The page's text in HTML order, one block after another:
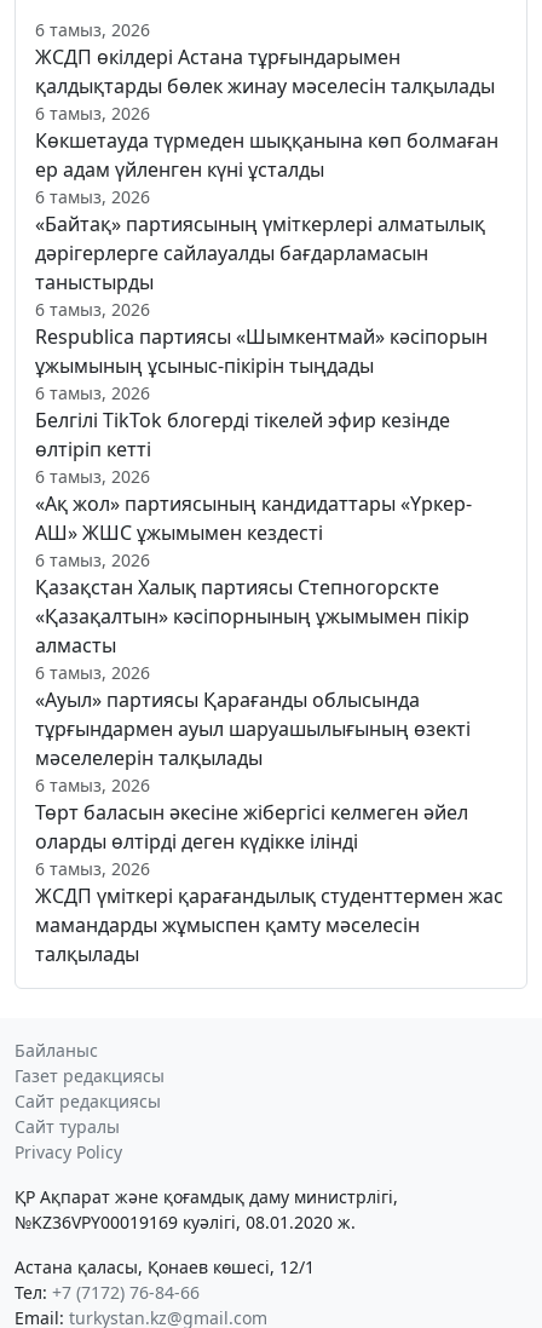
6 тамыз, 2026
ЖСДП өкілдері Астана тұрғындарымен
қалдықтарды бөлек жинау мәселесін талқылады
6 тамыз, 2026
Көкшетауда түрмеден шыққанына көп болмаған
ер адам үйленген күні ұсталды
6 тамыз, 2026
«Байтақ» партиясының үміткерлері алматылық
дәрігерлерге сайлауалды бағдарламасын
таныстырды
6 тамыз, 2026
Respublica партиясы «Шымкентмай» кәсіпорын
ұжымының ұсыныс-пікірін тыңдады
6 тамыз, 2026
Белгілі TikTok блогерді тікелей эфир кезінде
өлтіріп кетті
6 тамыз, 2026
«Ақ жол» партиясының кандидаттары «Үркер-
АШ» ЖШС ұжымымен кездесті
6 тамыз, 2026
Қазақстан Халық партиясы Степногорскте
«Қазақалтын» кәсіпорнының ұжымымен пікір
алмасты
6 тамыз, 2026
«Ауыл» партиясы Қарағанды облысында
тұрғындармен ауыл шаруашылығының өзекті
мәселелерін талқылады
6 тамыз, 2026
Төрт баласын әкесіне жібергісі келмеген әйел
оларды өлтірді деген күдікке ілінді
6 тамыз, 2026
ЖСДП үміткері қарағандылық студенттермен жас
мамандарды жұмыспен қамту мәселесін
талқылады
Байланыс
Газет редакциясы
Сайт редакциясы
Сайт туралы
Privacy Policy
ҚР Ақпарат және қоғамдық даму министрлігі,
№KZ36VPY00019169 куәлігі, 08.01.2020 ж.
Астана қаласы, Қонаев көшесі, 12/1
Тел: +7 (7172) 76-84-66
Email: turkystan.kz@gmail.com